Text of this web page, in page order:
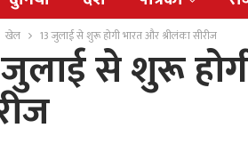
खेल 13 जुलाई से शुरू होगी भारत और श्रीलंका सीरीज
से शुरू